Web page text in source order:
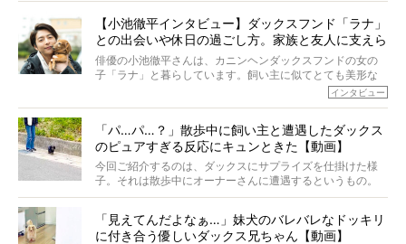
か届きますように。
く」というオーナーさんのポリシーのもと、甘やかさずに
育てられ、18歳になるまで定期検査すらしたことがなかっ
たというココアくん。果たしてその長生きの秘訣とは。
【小池徹平インタビュー】ダックスフンド「ラナ」
との出会いや休日の過ごし方。家族と友人に支えら
れてー
俳優の小池徹平さんは、カニンヘンダックスフンドの女の
子「ラナ」と暮らしています。飼い主に似てとても美形な
ラナは、現在８才。小池さんのインスタグラムでは、ラナ
ケメンから愛されているラナは、去年の誕生日に小池さん
からプレゼントしてもらったハーネスをつけて撮影に参加
してくれました。
インタビュー
「パ…パ…？」散歩中に飼い主と遭遇したダックス
のピュアすぎる反応にキュンときた【動画】
今回ご紹介するのは、ダックスにサプライズを仕掛けた様
子。それは散歩中にオーナーさんに遭遇するというもの。
戸惑って歩きを止めたり、すぐに気付いて追いかけたり、
「見えてんだよなぁ…」妹犬のバレバレなドッキリ
に付き合う優しいダックス兄ちゃん【動画】